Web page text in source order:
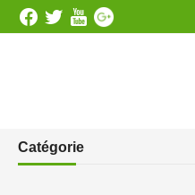
Catégorie